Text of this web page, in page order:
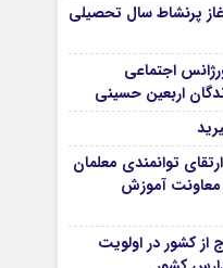
پرنشاط سال تحصیلی
اجتماعی
اربعین حسینی
توانمندی معلمان
معاونت آموزش
از کشور در اولویت